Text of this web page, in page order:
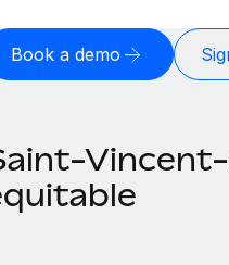
Book a demo